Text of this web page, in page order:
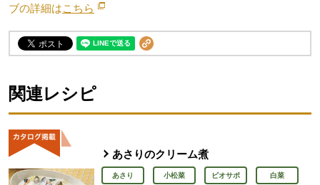
ブの詳細はこちら 別のウィンドウで開きます。
関連レシピ
あさりのクリーム煮
あさり 小松菜 ビオサポ 白菜